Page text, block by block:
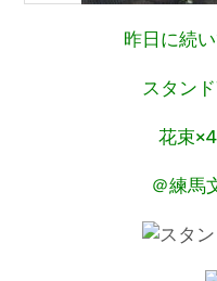
昨日に続
スタン
花束
＠練馬